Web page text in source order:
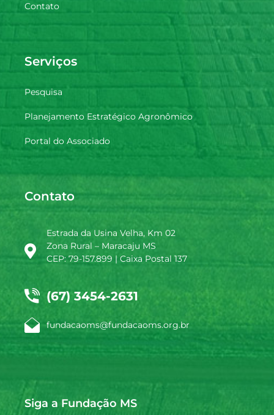
Contato
Serviços
Pesquisa
Planejamento Estratégico Agronômico
Portal do Associado
Contato
Estrada da Usina Velha, Km 02
Zona Rural – Maracaju MS
CEP: 79-157.899 | Caixa Postal 137
(67) 3454-2631
fundacaoms@fundacaoms.org.br
Siga a Fundação MS